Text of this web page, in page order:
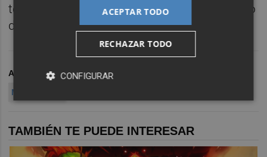
tendrá que rotar para mantener el tono físico
del equipo.
ARCHIVADO EN VILLARREAL CF
MARCELINO
TAMBIÉN TE PUEDE INTERESAR
ACEPTAR TODO
RECHAZAR TODO
CONFIGURAR